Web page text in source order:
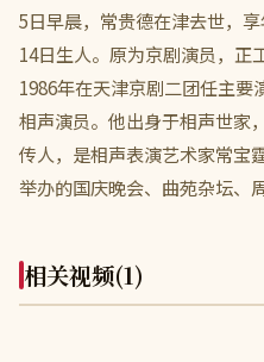
5日早晨，常贵德在津去世，
14日生人。原为京剧演员，正
1986年在天津京剧二团任主要
相声演员。他出身于相声世家
传人，是相声表演艺术家常宝
举办的国庆晚会、曲苑杂坛、
相关视频(1)